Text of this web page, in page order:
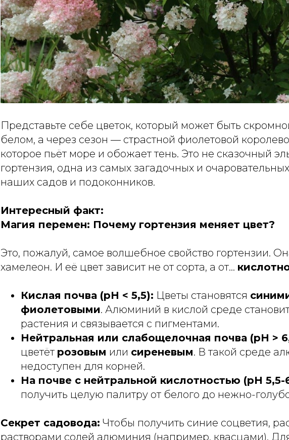
Представьте себе цветок, который может быть
белом, а через сезон — страстной фиолетовой
которое пьёт море и обожает тень. Это не сказочный
гортензия, одна из самых загадочных и
наших садов и подоконников.
Интересный факт:
Магия перемен: Почему гортензия меняет цвет?
Это, пожалуй, самое волшебное свойство гортензии.
хамелеон. И её цвет зависит не от сорта, а от…
Кислая почва (pH < 5,5): Цветы становятся
фиолетовыми. Алюминий в кислой среде
растения и связывается с пигментами.
Нейтральная или слабощелочная почва (pH >
цветёт розовым или сиреневым. В такой среде
недоступен для корней.
На почве с нейтральной кислотностью (pH 5,5-
получить целую палитру от белого до нежно-
Секрет садовода: Чтобы получить синие соцветия,
растворами солей алюминия (например, квасцами).